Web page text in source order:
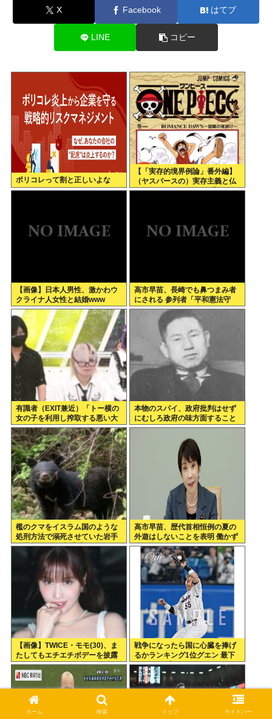
X Facebook はてブ
LINE コピー
ポリコレって割と正しいよな
【「実存的境界例論」番外編】
（ヤスパースの）実存主義と仏
教、それとワンピース 【ネタバ
【画像】日本人男性、激かわウ
クライナ人女性と結婚www
高市早苗、長崎でも鼻つまみ者
にされる 参列者「平和憲法守
れ」
有識者（EXIT兼近）「トー横の
女の子を利用し搾取する悪い大
人は排除しないといけない」
本物のスパイ、政府批判はせず
にむしろ政府の味方面すること
が判明
檻のクマをイスラム国のような
処刑方法で溺死させていた岩手
に批判殺到！ 岩手「こ、これは
岩手伝統の処刑方法なんよ…」
高市早苗、歴代首相恒例の夏の
外遊はしないことを表明 働かず
連日終日公邸のもよう
【画像】TWICE・モモ(30)、ま
たしてもエチエチボデーを披露
www
戦争になったら国に心臓を捧げ
るかランキング1位グエン 最下
位ジャップ
ホーム 検索 トップ サイドバー